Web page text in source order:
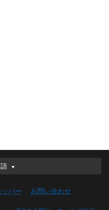
語
(UK)
パー お問い合わせ